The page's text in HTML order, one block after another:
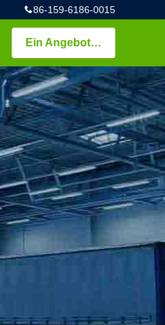
86-159-6186-0015
Ein Angebot bekommen